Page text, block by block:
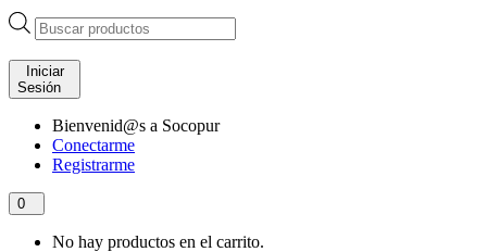
Búsqueda
de
productos
Iniciar
Sesión
Bienvenid@s a Socopur
Conectarme
Registrarme
0
No hay productos en el carrito.